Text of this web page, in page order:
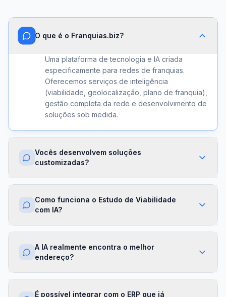
O que é o Franquias.biz?
Uma plataforma de tecnologia e IA criada
especificamente para redes de franquias.
Oferecemos serviços de inteligência
(viabilidade, geolocalização, plano de franquia),
gestão completa da rede e desenvolvimento de
soluções sob medida.
Vocês desenvolvem soluções
customizadas?
Sim. Além dos módulos prontos, criamos
algoritmos proprietários e APIs sob demanda.
sua franqueadora.
Como funciona o Estudo de Viabilidade
com IA?
Nossa IA cruza dados de mercado,
financeiras para gerar um score de viabilidade
por região. Você recebe um relatório completo
com recomendações em minutos.
A IA realmente encontra o melhor
endereço?
Sim. O módulo de Geolocalização cruza fluxo
É possível integrar com o ERP que já